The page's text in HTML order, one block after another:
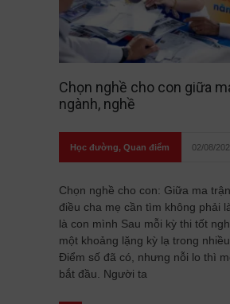
Chọn nghề cho con giữa
ngành, nghề
Học đường, Quan điểm 02/08/
Chọn nghề cho con: Giữa ma
điều cha mẹ cần tìm không phải
là con mình Sau mỗi kỳ thi tốt
một khoảng lặng kỳ lạ trong
Điểm số đã có, nhưng nỗi lo thì
bắt đầu. Người ta